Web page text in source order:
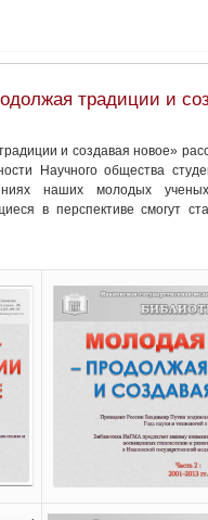
традиции и
и создавая новое»
Научного общества
наших молодых
в перспективе смогут